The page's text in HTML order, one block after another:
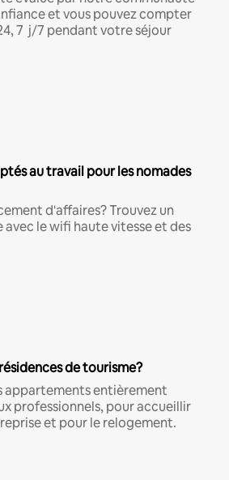
et vous pouvez compter
7 j/7 pendant votre séjour
au travail pour les nomades
d'affaires? Trouvez un
avec le wifi haute vitesse et des
de tourisme?
appartements entièrement
professionnels, pour accueillir
et pour le relogement.